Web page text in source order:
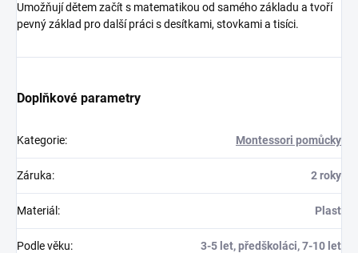
Umožňují dětem začít s matematikou od samého základu a tvoří
pevný základ pro další práci s desítkami, stovkami a tisíci.
Doplňkové parametry
Kategorie: Montessori pomůcky
Záruka: 2 roky
Materiál : Plast
Podle věku: 3-5 let, předškoláci, 7-10 let